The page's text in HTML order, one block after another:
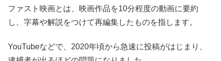
ファスト映画とは、映画作品を10分程度の動画に要約
し、字幕や解説をつけて再編集したものを指します。
YouTubeなどで、2020年頃から急速に投稿がはじまり、